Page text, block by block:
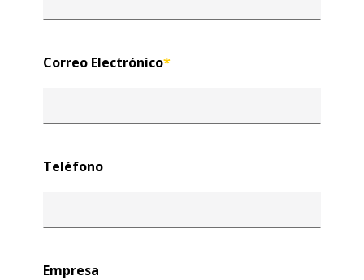
Correo Electrónico*
Teléfono
Empresa